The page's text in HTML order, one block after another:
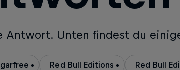
Antwort. Unten findest du
Red Bull Editions Red Bull